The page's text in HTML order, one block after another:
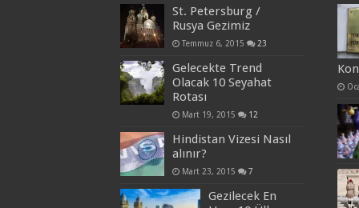
St. Petersburg /
Rusya Gezimiz
Temmuz 6, 2015 23
Gelecekte Trend
Olacak 10 Seyahat
Rotası
Mart 19, 2015 12
Hindistan Vizesi Nasıl
alınır?
Mart 23, 2015 7
Gezilecek En